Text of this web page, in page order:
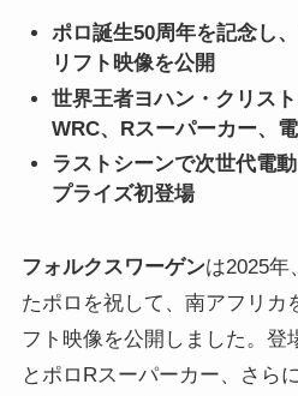
ポロ誕生50周年を記念し
リフト映像を公開
世界王者ヨハン・クリス
WRC、Rスーパーカー、
ラストシーンで次世代電
プライズ初登場
フォルクスワーゲンは2025年
たポロを祝して、南アフリカ
フト映像を公開しました。登
とポロRスーパーカー、さら